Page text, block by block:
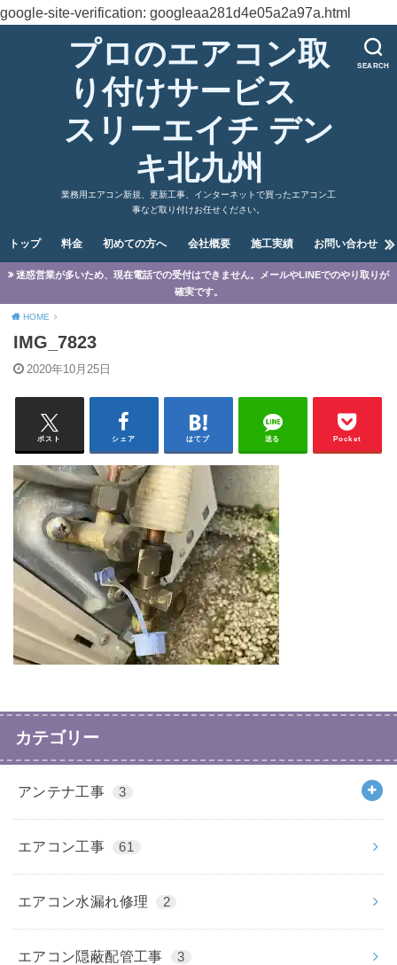
google-site-verification: googleaa281d4e05a2a97a.html
SEARCH
プロのエアコン取
り付けサービス
スリーエイチ デン
キ北九州
業務用エアコン新規、更新工事、インターネットで買ったエアコン工
事など取り付けお任せください。
トップ 料金 初めての方へ 会社概要 施工実績 お問い合わせ
迷惑営業が多いため、現在電話での受付はできません。メールやLINEでのやり取りが
確実です。
HOME
IMG_7823
2020年10月25日
ポスト シェア はてブ 送る Pocket
カテゴリー
アンテナ工事 3
エアコン工事 61
エアコン水漏れ修理 2
エアコン隠蔽配管工事 3